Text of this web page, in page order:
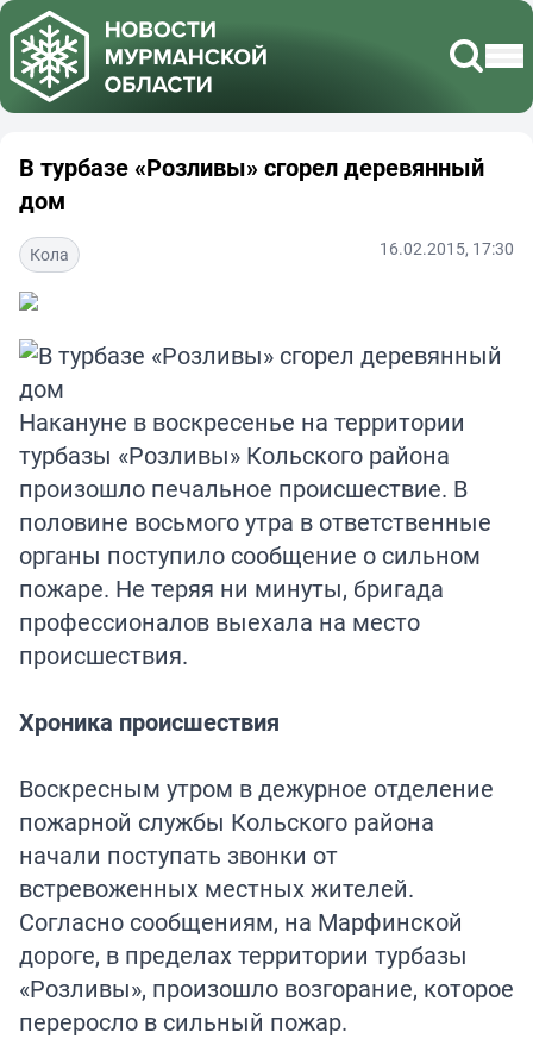
В турбазе «Розливы» сгорел деревянный
дом
Кола 16.02.2015, 17:30
Накануне в воскресенье на территории
турбазы «Розливы» Кольского района
произошло печальное происшествие. В
половине восьмого утра в ответственные
органы поступило сообщение о сильном
пожаре. Не теряя ни минуты, бригада
профессионалов выехала на место
происшествия.
Хроника происшествия
Воскресным утром в дежурное отделение
пожарной службы Кольского района
начали поступать звонки от
встревоженных местных жителей.
Согласно сообщениям, на Марфинской
дороге, в пределах территории турбазы
«Розливы», произошло возгорание, которое
переросло в сильный пожар.